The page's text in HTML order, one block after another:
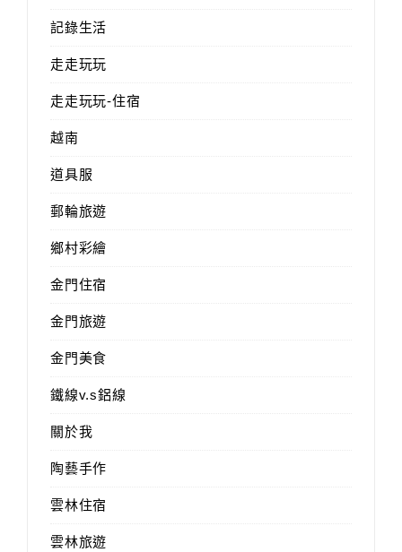
記錄生活
走走玩玩
走走玩玩-住宿
越南
道具服
郵輪旅遊
鄉村彩繪
金門住宿
金門旅遊
金門美食
鐵線v.s鋁線
關於我
陶藝手作
雲林住宿
雲林旅遊